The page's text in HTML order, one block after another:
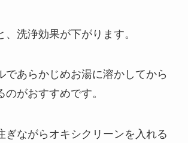
、洗浄効果が下がります。
であらかじめお湯に溶かしてから
がおすすめです。
ぎながらオキシクリーンを入れる